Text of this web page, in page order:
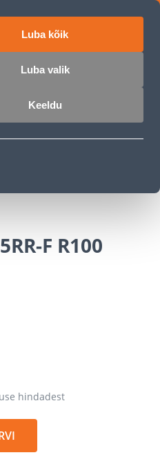
Luba kõik
Luba valik
Keeldu
F R100
hindadest